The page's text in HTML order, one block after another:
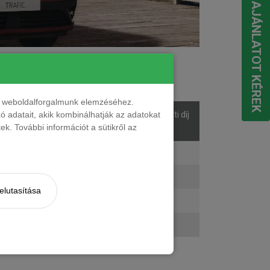
elemzéséhez.
adatait, akik kombinálhatják az adatokat
További információt a sütikről az
Listaár Bérleti díj
17 600 000 Ft
18 100 000 Ft
EGYEDI AJÁNLATOT KÉREK